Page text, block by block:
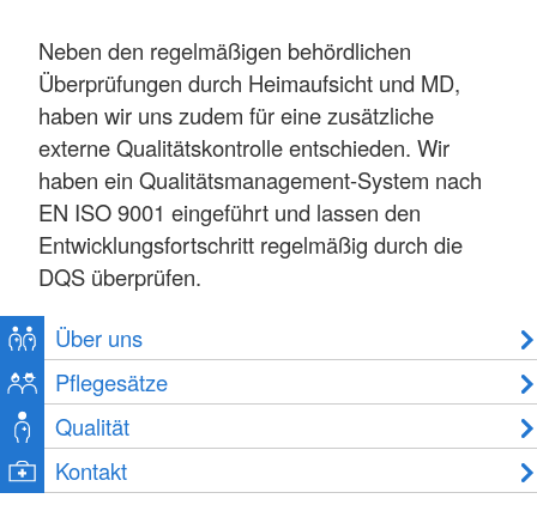
Neben den regelmäßigen behördlichen
Überprüfungen durch Heimaufsicht und MD,
haben wir uns zudem für eine zusätzliche
externe Qualitätskontrolle entschieden. Wir
haben ein Qualitätsmanagement-System nach
EN ISO 9001 eingeführt und lassen den
Entwicklungsfortschritt regelmäßig durch die
DQS überprüfen.
Über uns
Pflegesätze
Qualität
Kontakt